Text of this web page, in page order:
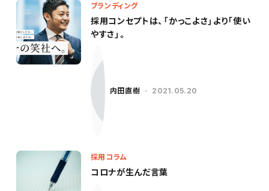
ブランディング
採用コンセプトは、「かっこよさ」より「使い
やすさ」。
内田直樹 2021.05.20
採用コラム
コロナが生んだ言葉